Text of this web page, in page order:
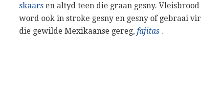
skaars en altyd teen die graan gesny. Vleisbrood
word ook in stroke gesny en gesny of gebraai vir
die gewilde Mexikaanse gereg, fajitas .